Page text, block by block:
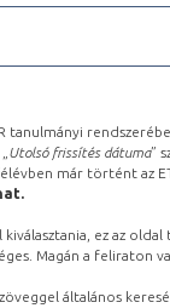
tanulmányi
Utolsó frissítés dátuma”
már történt az
ez az oldal
Magán a feliraton
általános